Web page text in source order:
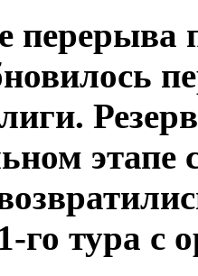
перерыва
го тура с